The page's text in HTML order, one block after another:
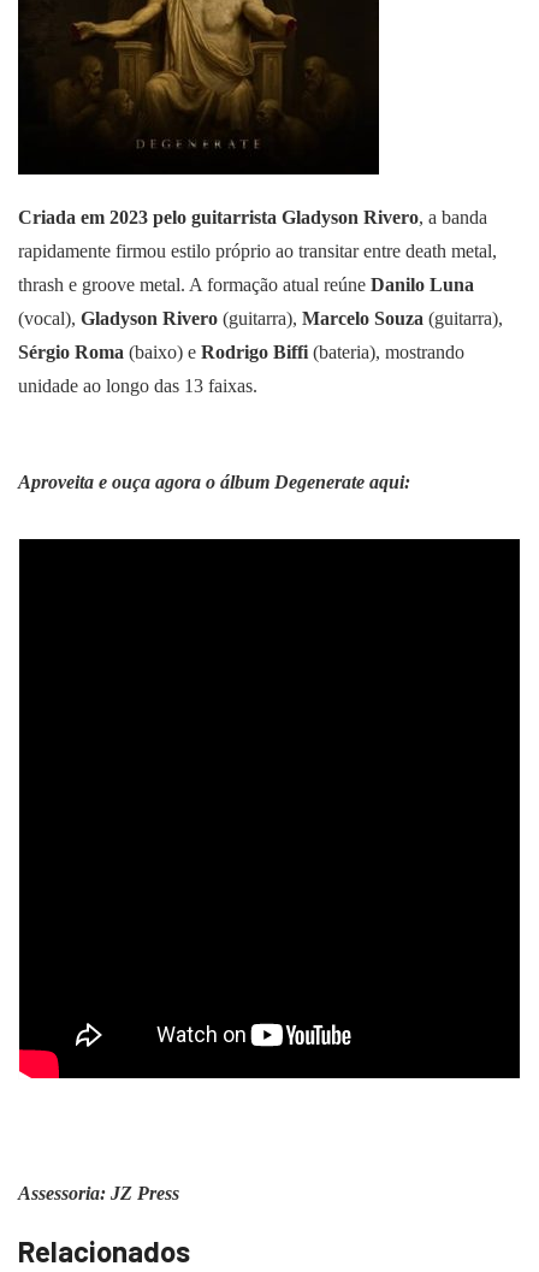
Criada em 2023 pelo guitarrista Gladyson Rivero, a banda
rapidamente firmou estilo próprio ao transitar entre death metal,
thrash e groove metal. A formação atual reúne Danilo Luna
(vocal), Gladyson Rivero (guitarra), Marcelo Souza (guitarra),
Sérgio Roma (baixo) e Rodrigo Biffi (bateria), mostrando
unidade ao longo das 13 faixas.
Aproveita e ouça agora o álbum Degenerate aqui:
Assessoria: JZ Press
Relacionados